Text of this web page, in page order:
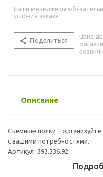
Наши менеджеры
условия заказа
Поделиться
Цена
Описание
Съемные полки –
с вашими потребностями.
Артикул: 393.336.92